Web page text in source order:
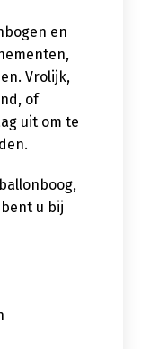
en
Vrolijk,
of
uit om te
u bij